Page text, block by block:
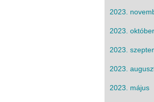
2023.
2023. október
2023.
2023.
2023. május